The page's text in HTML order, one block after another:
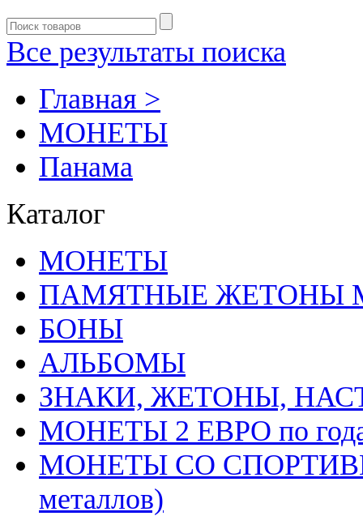
Все результаты поиска
Главная >
MОНЕТЫ
Панама
Каталог
MОНЕТЫ
ПАМЯТНЫЕ ЖЕТОНЫ
БОНЫ
АЛЬБОМЫ
ЗНАКИ, ЖЕТОНЫ,
МОНЕТЫ 2 ЕВРО по
МОНЕТЫ СО
металлов)